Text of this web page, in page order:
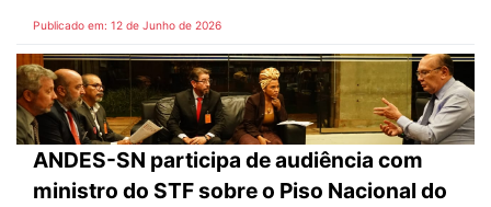
Publicado em: 12 de Junho de 2026
ANDES-SN participa de audiência com
ministro do STF sobre o Piso Nacional do